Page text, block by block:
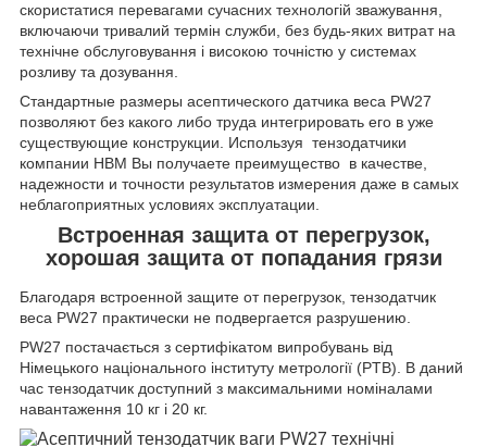
скористатися перевагами сучасних технологій зважування,
включаючи тривалий термін служби, без будь-яких витрат на
технічне обслуговування і високою точністю у системах
розливу та дозування.
Стандартные размеры асептического датчика веса PW27
позволяют без какого либо труда интегрировать его в уже
существующие конструкции. Используя тензодатчики
компании НВМ Вы получаете преимущество в качестве,
надежности и точности результатов измерения даже в самых
неблагоприятных условиях эксплуатации.
Встроенная защита от перегрузок,
хорошая защита от попадания грязи
Благодаря встроенной защите от перегрузок, тензодатчик
веса PW27 практически не подвергается разрушению.
PW27 постачається з сертифікатом випробувань від
Німецького національного інституту метрології (PTB). В даний
час тензодатчик доступний з максимальними номіналами
навантаження 10 кг і 20 кг.